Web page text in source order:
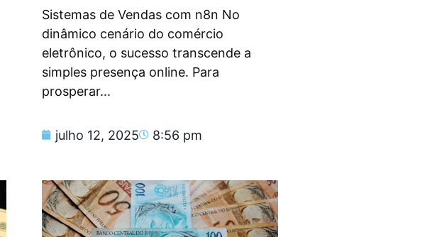
Sistemas de Vendas com n8n No
dinâmico cenário do comércio
eletrônico, o sucesso transcende a
simples presença online. Para
prosperar...
julho 12, 2025 8:56 pm